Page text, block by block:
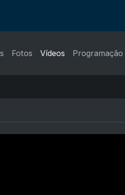
Fotos Vídeos Programação